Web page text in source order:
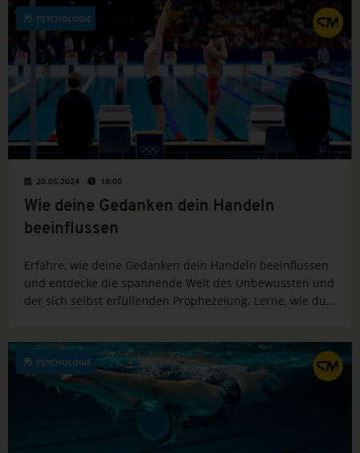
PSYCHOLOGIE
20.05.2024 18:00
Wie deine Gedanken dein Handeln
beeinflussen
Erfahre, wie deine Gedanken dein Handeln beeinflussen
und entdecke die spannende Welt des Unbewussten und
der sich selbst erfüllenden Prophezeiung. Lerne, wie du
PSYCHOLOGIE